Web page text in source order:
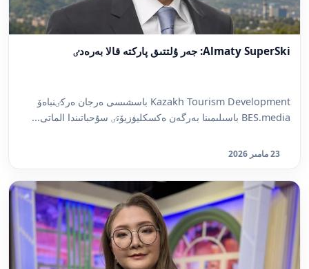
Almaty SuperSki: جەر ۇلتتىق پاركتە قالا بەرەدٸ
Kazakh Tourism Development باسشىسى ەرجان ەركٸنباەۆ
BES.media باسىلىمىنا بەرگەن ەكسكليۋزيۆتٸ سۇحباتىندا الماتى...
23 مامىر 2026